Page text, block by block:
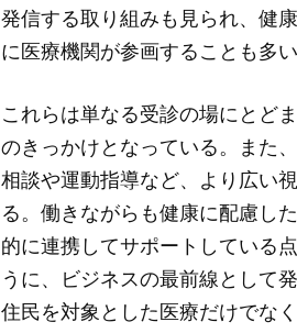
発信する取り組みも見られ、健
に医療機関が参画することも多
これらは単なる受診の場にとど
のきっかけとなっている。また
相談や運動指導など、より広い
る。働きながらも健康に配慮し
的に連携してサポートしている
うに、ビジネスの最前線として
住民を対象とした医療だけでな